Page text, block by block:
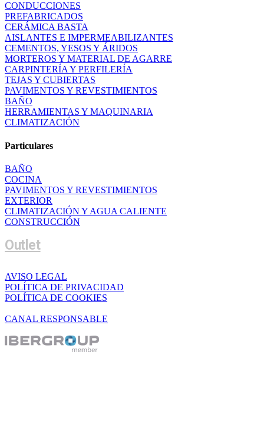
CONDUCCIONES
PREFABRICADOS
CERÁMICA BASTA
AISLANTES E IMPERMEABILIZANTES
CEMENTOS, YESOS Y ÁRIDOS
MORTEROS Y MATERIAL DE AGARRE
CARPINTERÍA Y PERFILERÍA
TEJAS Y CUBIERTAS
PAVIMENTOS Y REVESTIMIENTOS
BAÑO
HERRAMIENTAS Y MAQUINARIA
CLIMATIZACIÓN
Particulares
BAÑO
COCINA
PAVIMENTOS Y REVESTIMIENTOS
EXTERIOR
CLIMATIZACIÓN Y AGUA CALIENTE
CONSTRUCCIÓN
Outlet
AVISO LEGAL
POLÍTICA DE PRIVACIDAD
POLÍTICA DE COOKIES
CANAL RESPONSABLE